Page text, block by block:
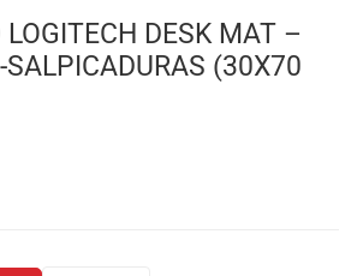
LOGITECH DESK MAT –
SALPICADURAS (30X70